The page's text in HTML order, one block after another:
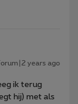
years ago
ik terug
hij) met als